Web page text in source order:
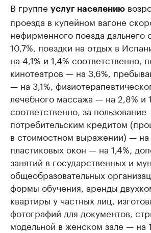
В группе услуг населению
проезда в купейном вагоне
нефирменного поезда дальнего
10,7%, поездки на отдых в
на 4,1% и 1,4% соответственно,
кинотеатров — на 3,6%,
— на 3,1%,
лечебного массажа — на 2,8% и
соответственно, за пользование
потребительским кредитом
в стоимостном выражении) — на
пластиковых окон — на 1,4%,
занятий в государственных и
общеобразовательных
формы обучения, аренды
квартиры у частных лиц,
фотографий для документов,
модельной в женском зале — на